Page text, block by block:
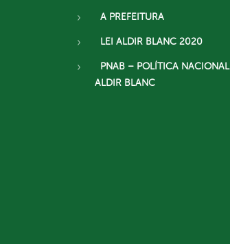
A PREFEITURA
LEI ALDIR BLANC 2020
PNAB – POLÍTICA NACIONAL
ALDIR BLANC